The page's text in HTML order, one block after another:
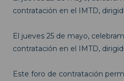
contratación en el IMTD,
El jueves 25 de mayo,
contratación en el IMTD,
Este foro de contratación